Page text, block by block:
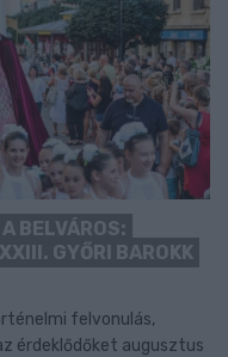
BELVÁROS:
GYŐRI BAROKK
felvonulás,
érdeklődőket augusztus